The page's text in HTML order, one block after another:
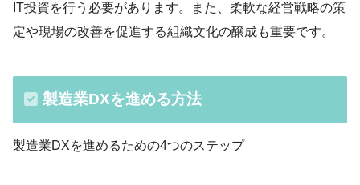
IT投資を行う必要があります。また、柔軟な経営戦略の策
定や現場の改善を促進する組織文化の醸成も重要です。
製造業DXを進める方法
製造業DXを進めるための4つのステップ